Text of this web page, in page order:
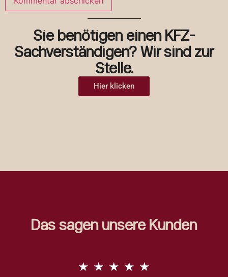
Sie benötigen einen KFZ-
Sachverständigen? Wir sind zur
Stelle.
Hier klicken
Das sagen unsere Kunden
★ ★ ★ ★ ★